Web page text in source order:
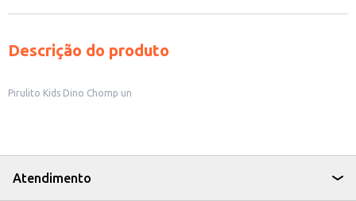
Descrição do produto
Pirulito Kids Dino Chomp un
Atendimento